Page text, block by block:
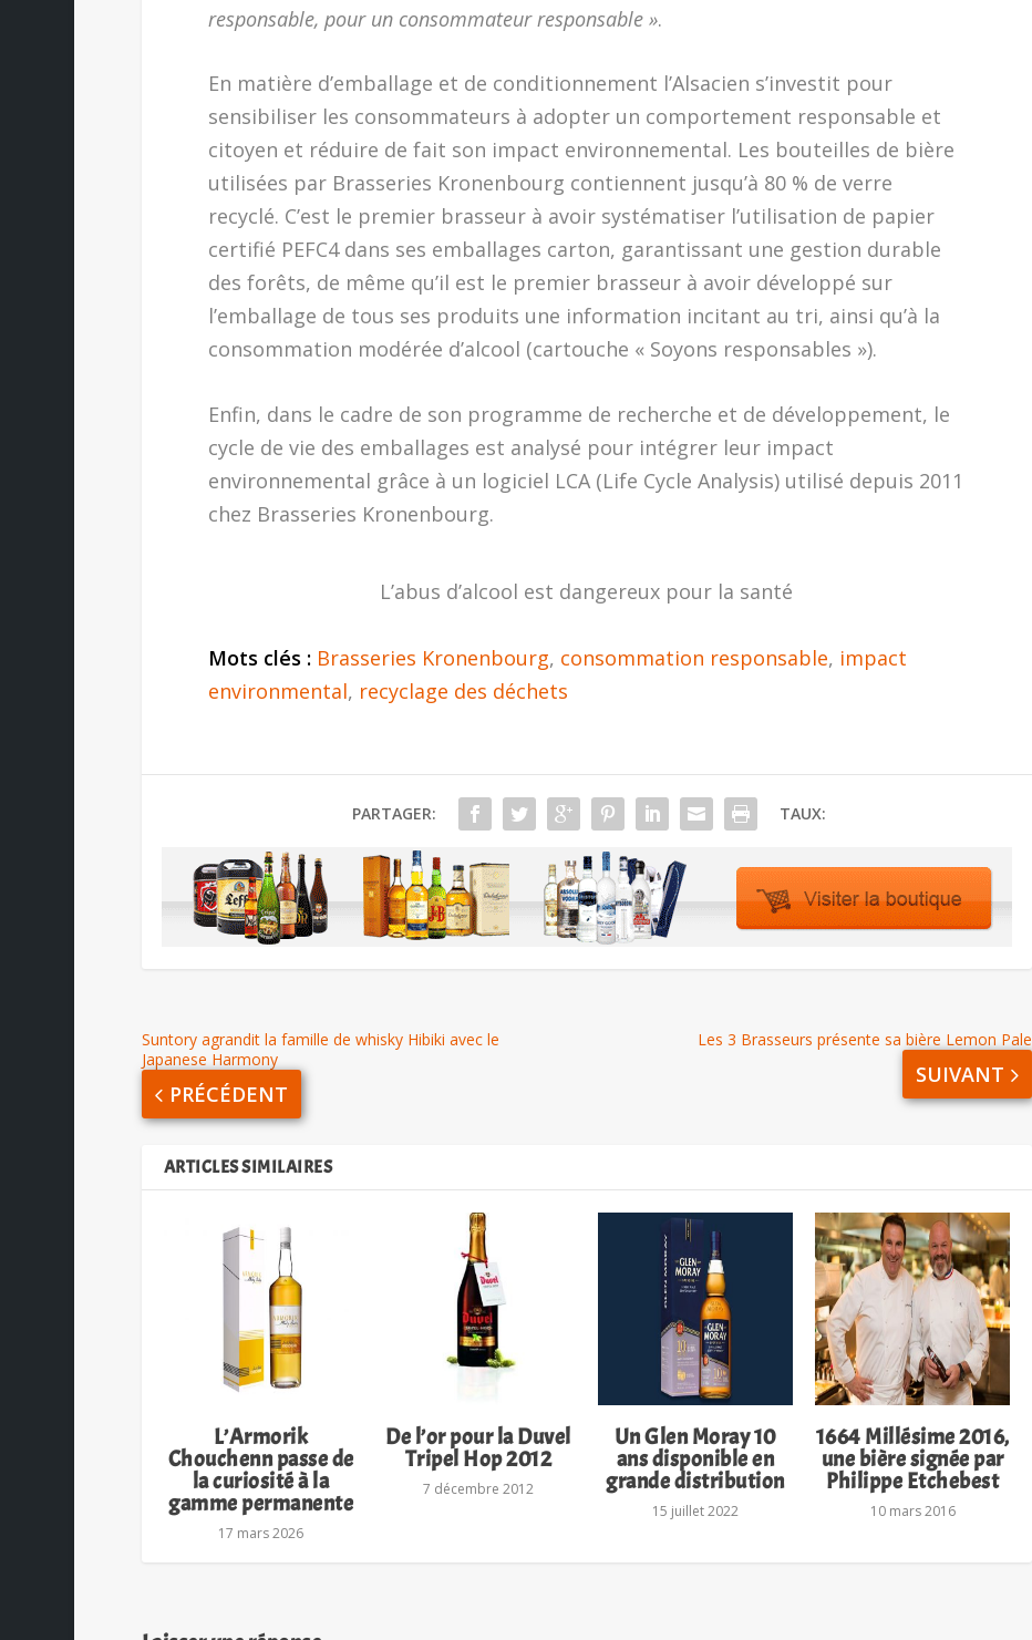
responsable, pour un consommateur responsable ».
En matière d’emballage et de conditionnement l’Alsacien s’investit pour
sensibiliser les consommateurs à adopter un comportement responsable et
citoyen et réduire de fait son impact environnemental. Les bouteilles de bière
utilisées par Brasseries Kronenbourg contiennent jusqu’à 80 % de verre
recyclé. C’est le premier brasseur à avoir systématiser l’utilisation de papier
certifié PEFC4 dans ses emballages carton, garantissant une gestion durable
des forêts, de même qu’il est le premier brasseur à avoir développé sur
l’emballage de tous ses produits une information incitant au tri, ainsi qu’à la
consommation modérée d’alcool (cartouche « Soyons responsables »).
Enfin, dans le cadre de son programme de recherche et de développement, le
cycle de vie des emballages est analysé pour intégrer leur impact
environnemental grâce à un logiciel LCA (Life Cycle Analysis) utilisé depuis 2011
chez Brasseries Kronenbourg.
L’abus d’alcool est dangereux pour la santé
Mots clés : Brasseries Kronenbourg, consommation responsable, impact
environmental, recyclage des déchets
PARTAGER: TAUX:
Suntory agrandit la famille de whisky Hibiki avec le
Japanese Harmony
PRÉCÉDENT
Les 3 Brasseurs présente sa bière Lemon Pale
SUIVANT
ARTICLES SIMILAIRES
L’Armorik
Chouchenn passe de
la curiosité à la
gamme permanente
17 mars 2026
De l’or pour la Duvel
Tripel Hop 2012
7 décembre 2012
Un Glen Moray 10
ans disponible en
grande distribution
15 juillet 2022
1664 Millésime 2016,
une bière signée par
Philippe Etchebest
10 mars 2016